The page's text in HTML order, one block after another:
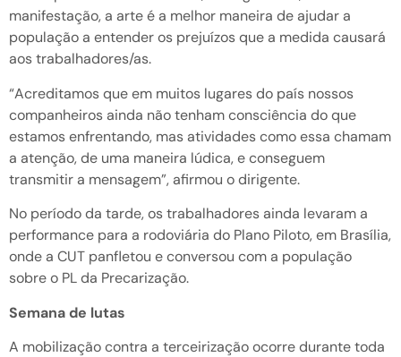
manifestação, a arte é a melhor maneira de ajudar a
população a entender os prejuízos que a medida causará
aos trabalhadores/as.
“Acreditamos que em muitos lugares do país nossos
companheiros ainda não tenham consciência do que
estamos enfrentando, mas atividades como essa chamam
a atenção, de uma maneira lúdica, e conseguem
transmitir a mensagem”, afirmou o dirigente.
No período da tarde, os trabalhadores ainda levaram a
performance para a rodoviária do Plano Piloto, em Brasília,
onde a CUT panfletou e conversou com a população
sobre o PL da Precarização.
Semana de lutas
A mobilização contra a terceirização ocorre durante toda